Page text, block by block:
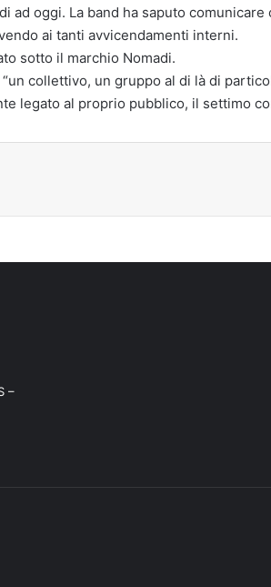
ad oggi. La band ha saputo comunicare
ai tanti avvicendamenti interni.
sotto il marchio Nomadi.
collettivo, un gruppo al di là di
legato al proprio pubblico, il settimo
–